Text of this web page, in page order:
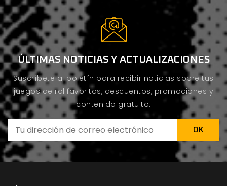
ÚLTIMAS NOTICIAS Y ACTUALIZACIONES
Suscríbete al boletín para recibir noticias sobre tus
juegos de rol favoritos, descuentos, promociones y
contenido gratuito.